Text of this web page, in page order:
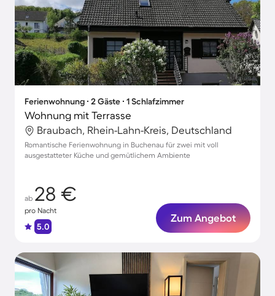
Ferienwohnung ∙ 2 Gäste ∙ 1 Schlafzimmer
Wohnung mit Terrasse
Braubach, Rhein-Lahn-Kreis, Deutschland
Romantische Ferienwohnung in Buchenau für zwei mit voll
ausgestatteter Küche und gemütlichem Ambiente
ab 28 €
pro Nacht
5.0
Zum Angebot